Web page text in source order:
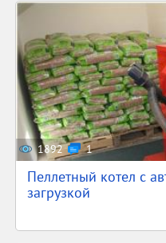
1892 1
Пеллетный котел с
загрузкой